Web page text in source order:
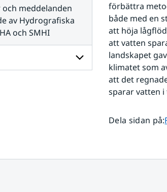
meddelanden
av Hydrografiska
och SMHI
Undersidor
förbättra
både med en
att höja
att vatten
landskapet
klimatet som
att det
sparar vatten i
Dela sidan på: